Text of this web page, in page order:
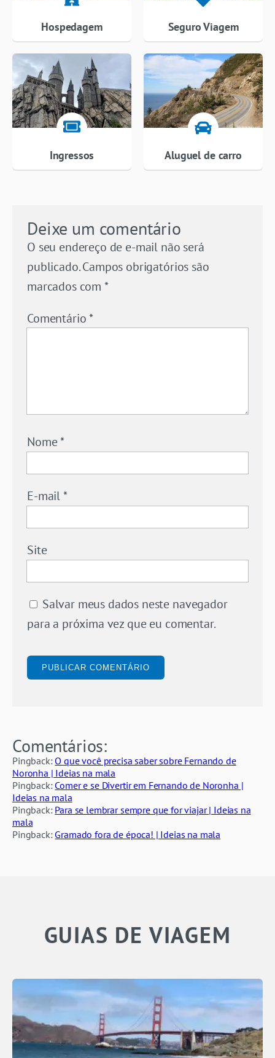
Hospedagem Seguro Viagem
Ingressos Aluguel de carro
Deixe um comentário
O seu endereço de e-mail não será
publicado. Campos obrigatórios são
marcados com *
Comentário*
Nome*
E-mail*
Site
Salvar meus dados neste navegador
para a próxima vez que eu comentar.
Comentários:
Pingback:O que você precisa saber sobre Fernando de
Noronha | Ideias na mala
Pingback: Comer e se Divertir em Fernando de Noronha |
Ideias na mala
Pingback: Para se lembrar sempre que for viajar | Ideias na
mala
Pingback: Gramado fora de época! | Ideias na mala
GUIAS DE VIAGEM